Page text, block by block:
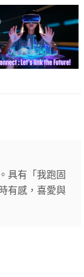
具有「我跑固
有感，喜愛與